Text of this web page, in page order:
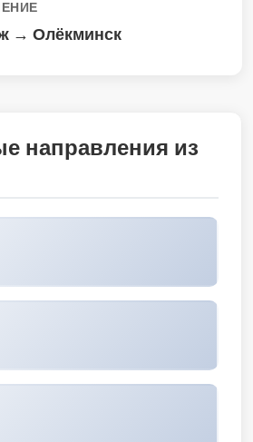
→ Олёкминск
направления из